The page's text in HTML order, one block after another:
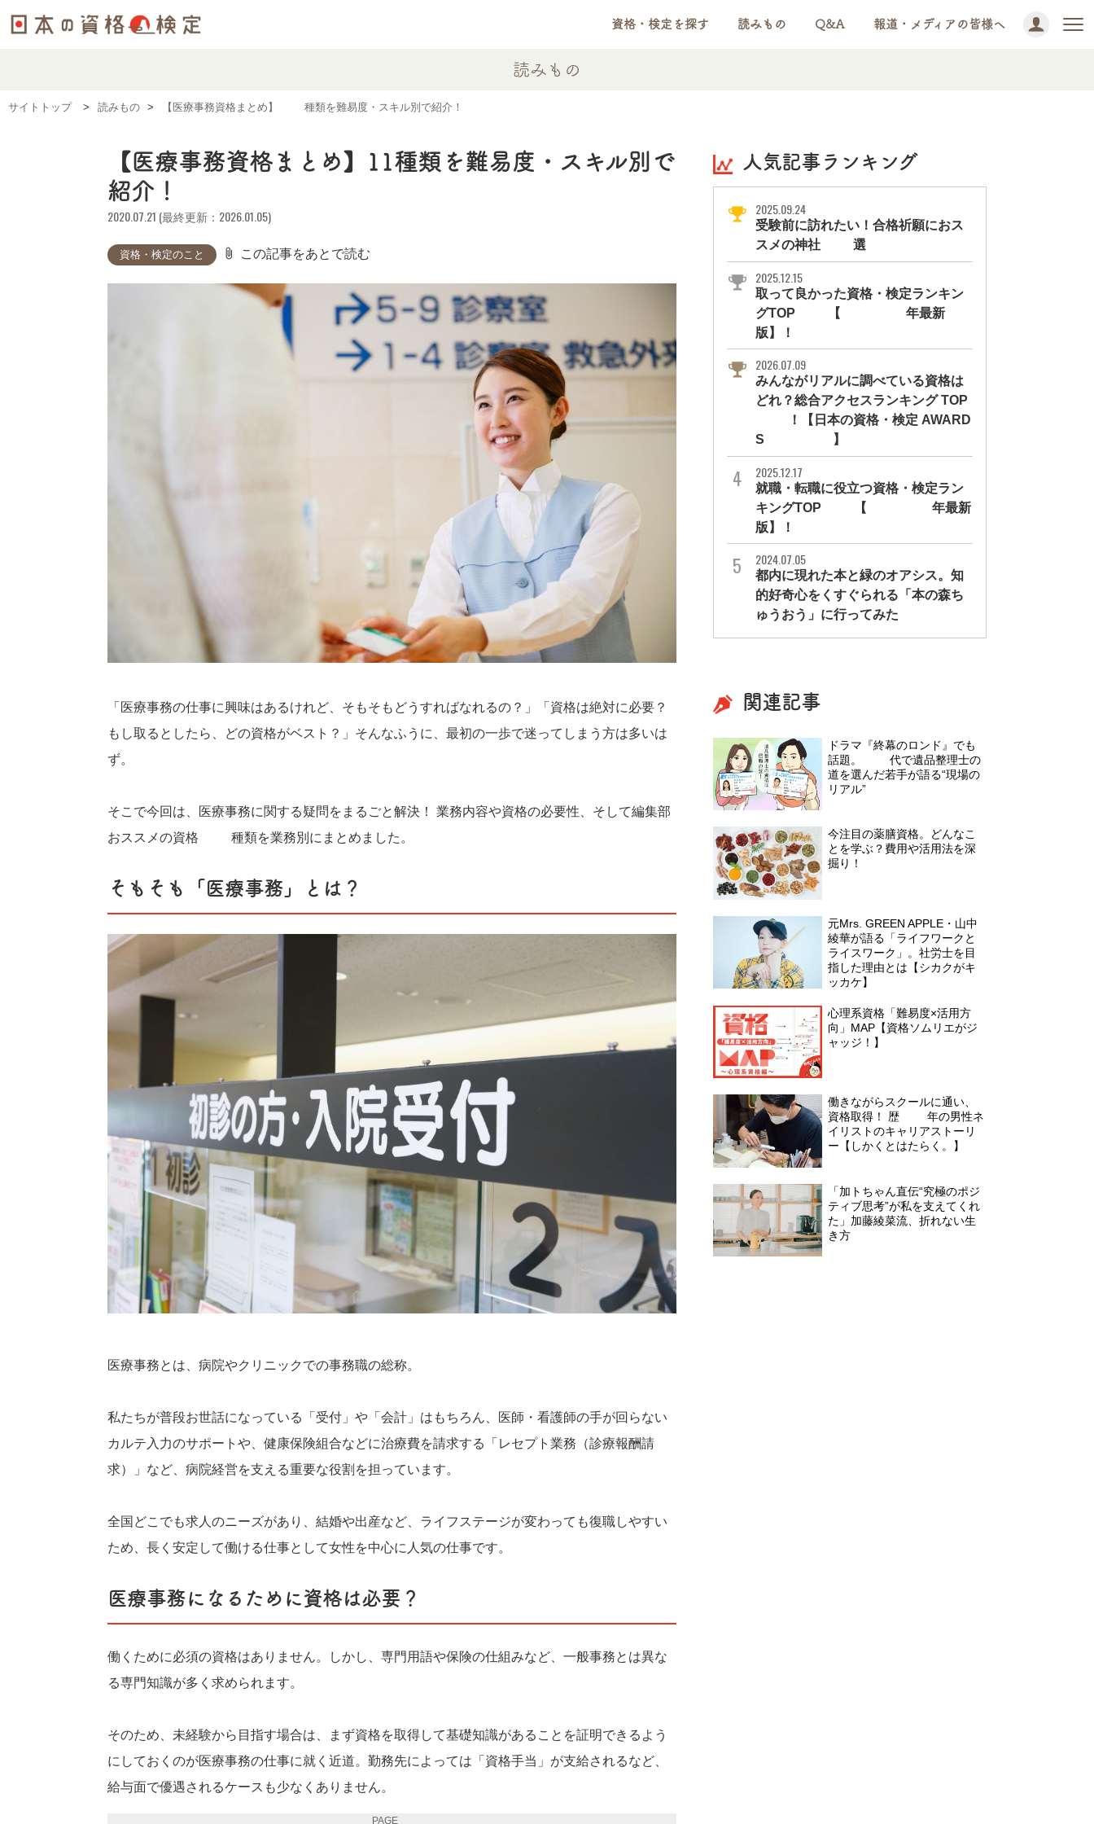
資格・検定を探す 読みもの Q&A 報道・メディアの皆様へ
読みもの
サイトトップ 読みもの 【医療事務資格まとめ】11種類を難易度・スキル別で紹介！
【医療事務資格まとめ】11種類を難易度・スキル別で
紹介！
2020.07.21 (最終更新：2026.01.05)
資格・検定のこと attach_file この記事をあとで読む
「医療事務の仕事に興味はあるけれど、そもそもどうすればなれるの？」「資格は絶対に必要？
もし取るとしたら、どの資格がベスト？」そんなふうに、最初の一歩で迷ってしまう方は多いは
ず。
そこで今回は、医療事務に関する疑問をまるごと解決！ 業務内容や資格の必要性、そして編集部
おススメの資格11種類を業務別にまとめました。
そもそも「医療事務」とは？
医療事務とは、病院やクリニックでの事務職の総称。
私たちが普段お世話になっている「受付」や「会計」はもちろん、医師・看護師の手が回らない
カルテ入力のサポートや、健康保険組合などに治療費を請求する「レセプト業務（診療報酬請
求）」など、病院経営を支える重要な役割を担っています。
全国どこでも求人のニーズがあり、結婚や出産など、ライフステージが変わっても復職しやすい
ため、長く安定して働ける仕事として女性を中心に人気の仕事です。
医療事務になるために資格は必要？
働くために必須の資格はありません。しかし、専門用語や保険の仕組みなど、一般事務とは異な
る専門知識が多く求められます。
そのため、未経験から目指す場合は、まず資格を取得して基礎知識があることを証明できるよう
にしておくのが医療事務の仕事に就く近道。勤務先によっては「資格手当」が支給されるなど、
給与面で優遇されるケースも少なくありません。
PAGE 2
人気記事ランキング
2025.09.24
受験前に訪れたい！合格祈願におス
スメの神社11選
2025.12.15
取って良かった資格・検定ランキン
グTOP10【2026年最新
版】！
2026.07.09
みんながリアルに調べている資格は
どれ？総合アクセスランキング TOP
10！【日本の資格・検定 AWARD
S 2026】
2025.12.17
就職・転職に役立つ資格・検定ラン
キングTOP30【2026年最新
版】！
2024.07.05
都内に現れた本と緑のオアシス。知
的好奇心をくすぐられる「本の森ち
ゅうおう」に行ってみた
関連記事
ドラマ『終幕のロンド』でも
話題。20代で遺品整理士の
道を選んだ若手が語る“現場の
リアル”
今注目の薬膳資格。どんなこ
とを学ぶ？費用や活用法を深
掘り！
元Mrs. GREEN APPLE・山中
綾華が語る「ライフワークと
ライスワーク」。社労士を目
指した理由とは【シカクがキ
ッカケ】
心理系資格「難易度×活用方
向」MAP【資格ソムリエがジ
ャッジ！】
働きながらスクールに通い、
資格取得！ 歴15年の男性ネ
イリストのキャリアストーリ
ー【しかくとはたらく。】
「加トちゃん直伝“究極のポジ
ティブ思考”が私を支えてくれ
た」加藤綾菜流、折れない生
き方